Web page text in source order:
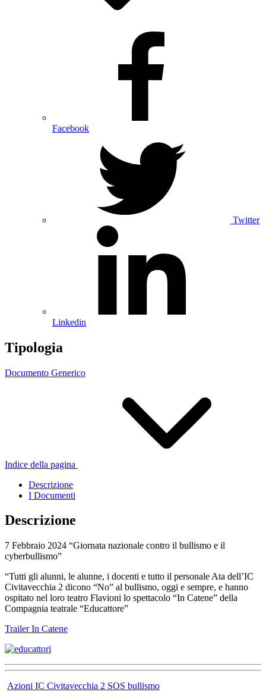
Facebook
Twitter
Linkedin
Tipologia
Documento Generico
Indice della pagina
Descrizione
I Documenti
Descrizione
7 Febbraio 2024 “Giornata nazionale contro il bullismo e il
cyberbullismo”
“Tutti gli alunni, le alunne, i docenti e tutto il personale Ata dell’IC
Civitavecchia 2 dicono “No” al bullismo, oggi e sempre, e hanno
ospitato nel loro teatro Flavioni lo spettacolo “In Catene” della
Compagnia teatrale “Educattore”
Trailer In Catene
Azioni IC Civitavecchia 2 SOS bullismo